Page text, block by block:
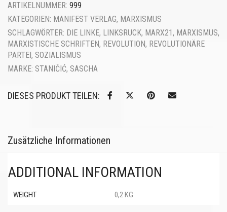
ARTIKELNUMMER: 999
KATEGORIEN: MANIFEST VERLAG, MARXISMUS
SCHLAGWÖRTER: DIE LINKE, LINKSRUCK, MARX21, MARXISMUS,
MARXISTISCHE SCHRIFTEN, REVOLUTION, REVOLUTIONÄRE
PARTEI, SOZIALISMUS
MARKE: STANIČIĆ, SASCHA
DIESES PRODUKT TEILEN:
Zusätzliche Informationen
ADDITIONAL INFORMATION
WEIGHT 0,2 KG